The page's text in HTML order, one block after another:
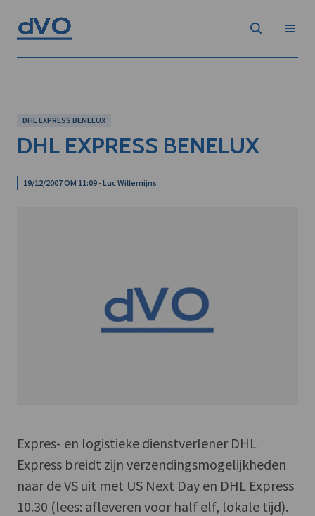
DHL EXPRESS BENELUX
DHL EXPRESS BENELUX
19/12/2007 OM 11:09 - Luc Willemijns
Expres- en logistieke dienstverlener DHL
Express breidt zijn verzendingsmogelijkheden
naar de VS uit met US Next Day en DHL Express
10.30 (lees: afleveren voor half elf, lokale tijd).